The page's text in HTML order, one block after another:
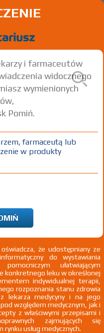
28 szt. Doustnie
ATC
i farmaceutów
widocznego
wymienionych
Pomiń.
farmaceutą lub
w produkty
że udostępniany ze
do wystawiania
ułatwiającym
konkretnego leku w określonej
indywidualnej terapii,
rozpoznania stanu zdrowia
lekarza medycyny i na jego
względem medycznym, jak i
z właściwymi przepisami i
zajmujących się
usług medycznych.